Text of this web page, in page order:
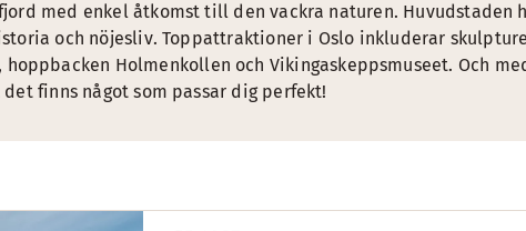
med enkel åtkomst till den vackra naturen. Huvudstaden
och nöjesliv. Toppattraktioner i Oslo inkluderar
Holmenkollen och Vikingaskeppsmuseet. Och
finns något som passar dig perfekt!